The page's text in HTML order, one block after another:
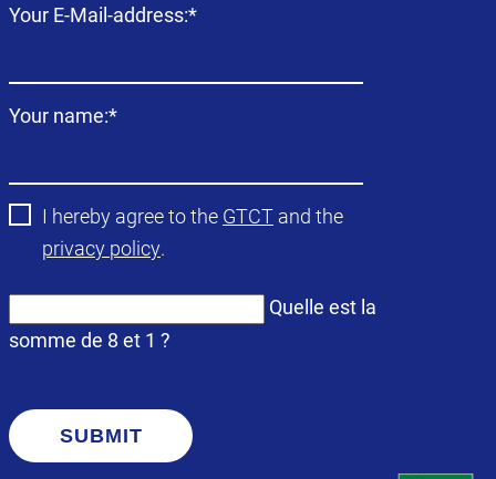
Champ
Your E-Mail-address:*
Champ
Your name:*
I hereby agree to the GTCT and the
privacy policy.
Quelle est la
somme de 8 et 1 ?
SUBMIT